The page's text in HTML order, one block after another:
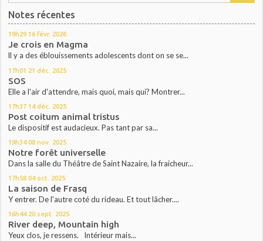
Notes récentes
19h29 16 févr. 2026
Je crois en Magma
ll y a des éblouissements adolescents dont on se se...
17h01 21 déc. 2025
SOS
Elle a l'air d'attendre, mais quoi, mais qui? Montrer...
17h37 14 déc. 2025
Post coitum animal tristus
Le dispositif est audacieux. Pas tant par sa...
19h34 08 nov. 2025
Notre forêt universelle
Dans la salle du Théâtre de Saint Nazaire, la fraicheur...
17h58 04 oct. 2025
La saison de Frasq
Y entrer. De l'autre coté du rideau. Et tout lâcher....
16h44 20 sept. 2025
River deep, Mountain high
Yeux clos, je ressens. Intérieur mais...